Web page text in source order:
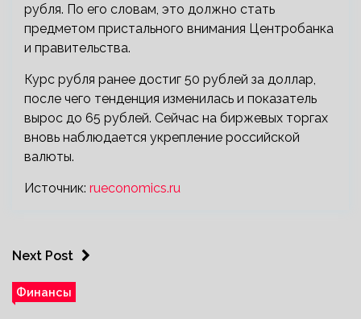
рубля. По его словам, это должно стать
предметом пристального внимания Центробанка
и правительства.
Курс рубля ранее достиг 50 рублей за доллар,
после чего тенденция изменилась и показатель
вырос до 65 рублей. Сейчас на биржевых торгах
вновь наблюдается укрепление российской
валюты.
Источник: rueconomics.ru
Next Post
Финансы